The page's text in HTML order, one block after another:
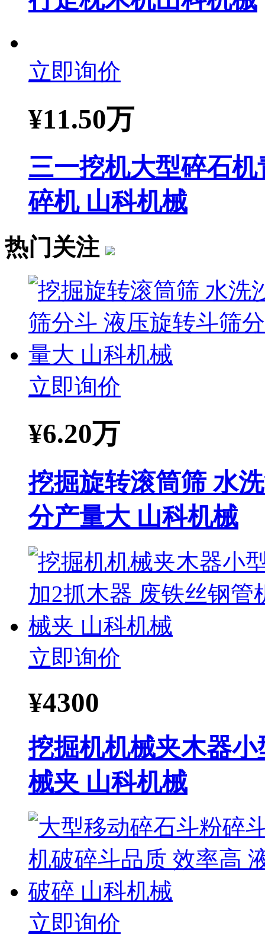
立即询价
¥11.50万
三一挖机大型碎石
碎机 山科机械
热门关注
立即询价
¥6.20万
挖掘旋转滚筒筛 水
分产量大 山科机械
立即询价
¥4300
挖掘机机械夹木器
械夹 山科机械
立即询价